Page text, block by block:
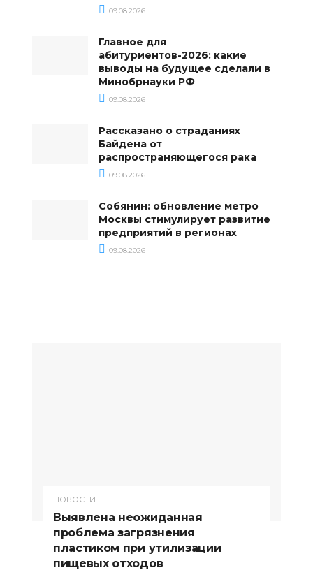
09.08.2026
Главное для
абитуриентов-2026: какие
выводы на будущее сделали в
Минобрнауки РФ
09.08.2026
Рассказано о страданиях
Байдена от
распространяющегося рака
09.08.2026
Собянин: обновление метро
Москвы стимулирует развитие
предприятий в регионах
09.08.2026
НОВОСТИ
Выявлена неожиданная
проблема загрязнения
пластиком при утилизации
пищевых отходов